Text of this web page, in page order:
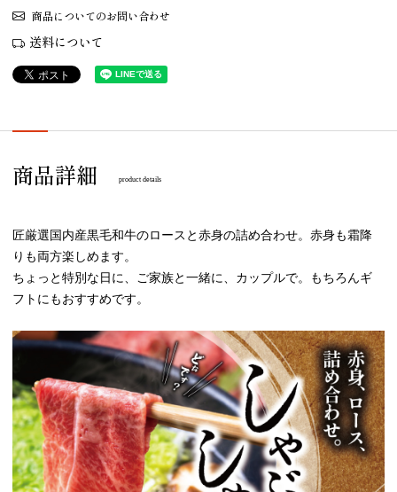
商品についてのお問い合わせ
送料について
商品詳細 product details
匠厳選国内産黒毛和牛のロースと赤身の詰め合わせ。赤身も霜降
りも両方楽しめます。
ちょっと特別な日に、ご家族と一緒に、カップルで。もちろんギ
フトにもおすすめです。